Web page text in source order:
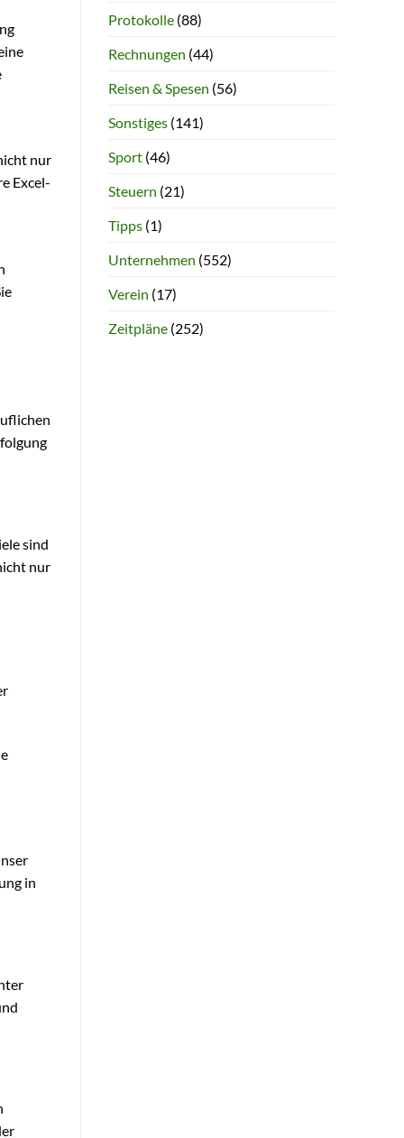
nur
Excel-
sind
nur
in
Protokolle(88)
Rechnungen (44)
Reisen & Spesen (56)
Sonstiges(141)
Sport(46)
Steuern (21)
Tipps(1)
Unternehmen (552)
Verein (17)
Zeitpläne(252)